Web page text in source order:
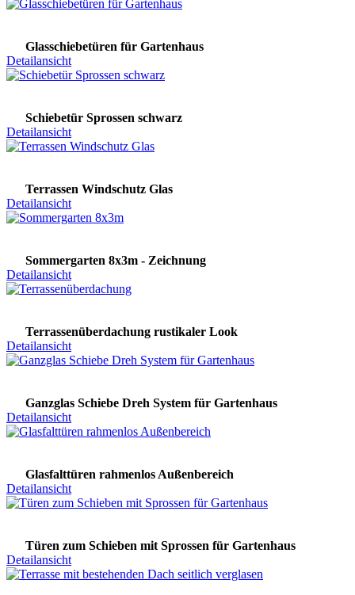
Glasschiebetüren für Gartenhaus
Detailansicht
Schiebetür Sprossen schwarz
Detailansicht
Terrassen Windschutz Glas
Detailansicht
Sommergarten 8x3m - Zeichnung
Detailansicht
Terrassenüberdachung rustikaler Look
Detailansicht
Ganzglas Schiebe Dreh System für Gartenhaus
Detailansicht
Glasfalttüren rahmenlos Außenbereich
Detailansicht
Türen zum Schieben mit Sprossen für Gartenhaus
Detailansicht